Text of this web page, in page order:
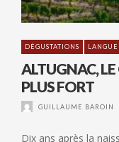
DÉGUSTATIONS
ALTUGNAC, LE
PLUS FORT
GUILLAUME BAROIN
Dix ans après la